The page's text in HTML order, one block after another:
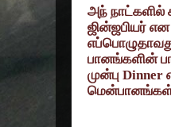
அந் நாட்களில்
ஜின்ஜபியர்
பானங்களின்
முன்பு Dinner